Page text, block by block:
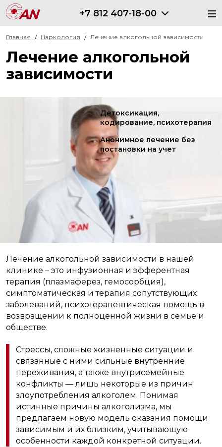
+7 812 407-18-00
Главная Наркология Лечение алкогольной зависимости
Лечение алкогольной
зависимости
Детоксикация,
кодирование, психотерапия
Анонимное лечение без
постановки на учет
Лечение алкогольной зависимости в нашей
клинике – это инфузионная и эфферентная
терапия (плазмаферез, гемосорбция),
симптоматическая и терапия сопутствующих
заболеваний, психотерапевтическая помощь в
возвращении к полноценной жизни в семье и
обществе.
Стрессы, сложные жизненные ситуации и
связанные с ними сильные внутренние
переживания, а также внутрисемейные
конфликты — лишь некоторые из причин
злоупотребления алкоголем. Понимая
истинные причины алкоголизма, мы
предлагаем новую модель оказания помощи
зависимым и их близким, учитывающую
особенности каждой конкретной ситуации.